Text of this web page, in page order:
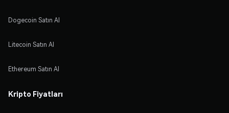
Dogecoin Satın Al
Litecoin Satın Al
Ethereum Satın Al
Kripto Fiyatları